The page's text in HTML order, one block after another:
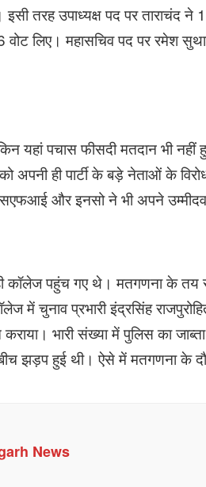
तरह उपाध्यक्ष पद पर ताराचंद
वोट लिए। महासचिव पद पर रमेश
यहां पचास फीसदी मतदान भी
अपनी ही पार्टी के बड़े नेताओं के
और इनसो ने भी अपने
कॉलेज पहुंच गए थे। मतगणना के
में चुनाव प्रभारी इंद्रसिंह
भारी संख्या में पुलिस का
झड़प हुई थी। ऐसे में मतगणना के
News